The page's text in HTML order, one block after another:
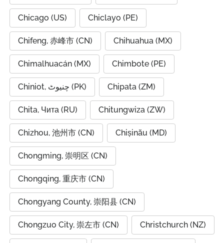
Chicago (US) Chiclayo (PE)
Chifeng, 赤峰市 (CN) Chihuahua (MX)
Chimalhuacán (MX) Chimbote (PE)
Chiniot, چنیوٹ (PK) Chipata (ZM)
Chita, Чита (RU) Chitungwiza (ZW)
Chizhou, 池州市 (CN) Chișinău (MD)
Chongming, 崇明区 (CN)
Chongqing, 重庆市 (CN)
Chongyang County, 崇阳县 (CN)
Chongzuo City, 崇左市 (CN) Christchurch (NZ)